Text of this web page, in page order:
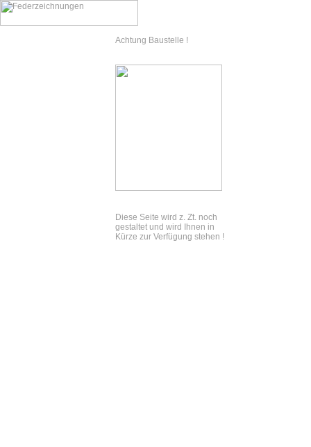
Achtung Baustelle !
Diese Seite wird z. Zt. noch
gestaltet und wird Ihnen in
Kürze zur Verfügung stehen !